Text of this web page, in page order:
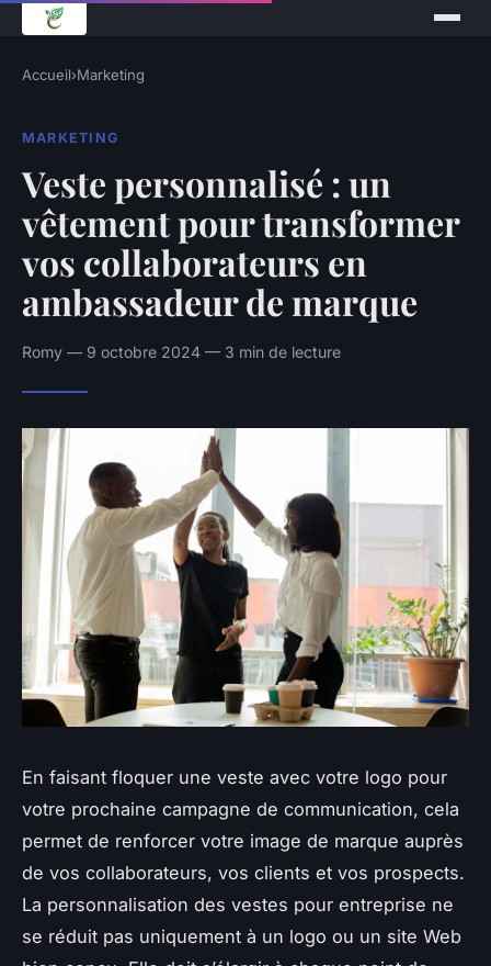
Accueil›Marketing
MARKETING
Veste personnalisé : un
vêtement pour transformer
vos collaborateurs en
ambassadeur de marque
Romy — 9 octobre 2024 — 3 min de lecture
En faisant floquer une veste avec votre logo pour
votre prochaine campagne de communication, cela
permet de renforcer votre image de marque auprès
de vos collaborateurs, vos clients et vos prospects.
La personnalisation des vestes pour entreprise ne
se réduit pas uniquement à un logo ou un site Web